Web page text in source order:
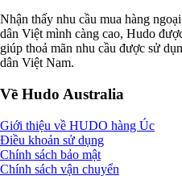
Nhận thấy nhu cầu mua hàng
dân Việt mình càng cao, Hudo
giúp thoả mãn nhu cầu được sử
dân Việt Nam.
Về Hudo Australia
Giới thiệu về HUDO hàng Úc
Điều khoản sử dụng
Chính sách bảo mật
Chính sách vận chuyển